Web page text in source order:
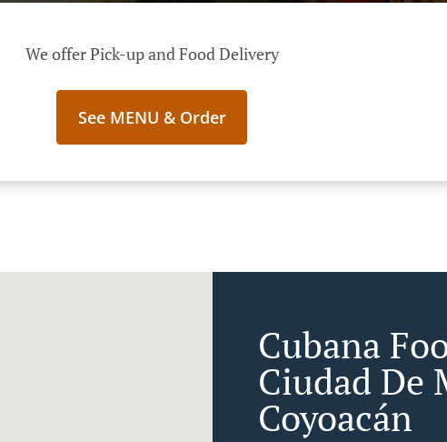
We offer Pick-up and Food Delivery
See MENU & Order
Cubana
Ciudad De
Coyoacán